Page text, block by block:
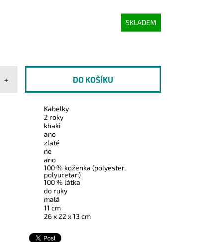
SKLADEM
+
Kabelky
2 roky
khaki
ano
zlaté
ne
ano
100 % koženka (polyester,
polyuretan)
100 % látka
do ruky
malá
11 cm
26 x 22 x 13 cm